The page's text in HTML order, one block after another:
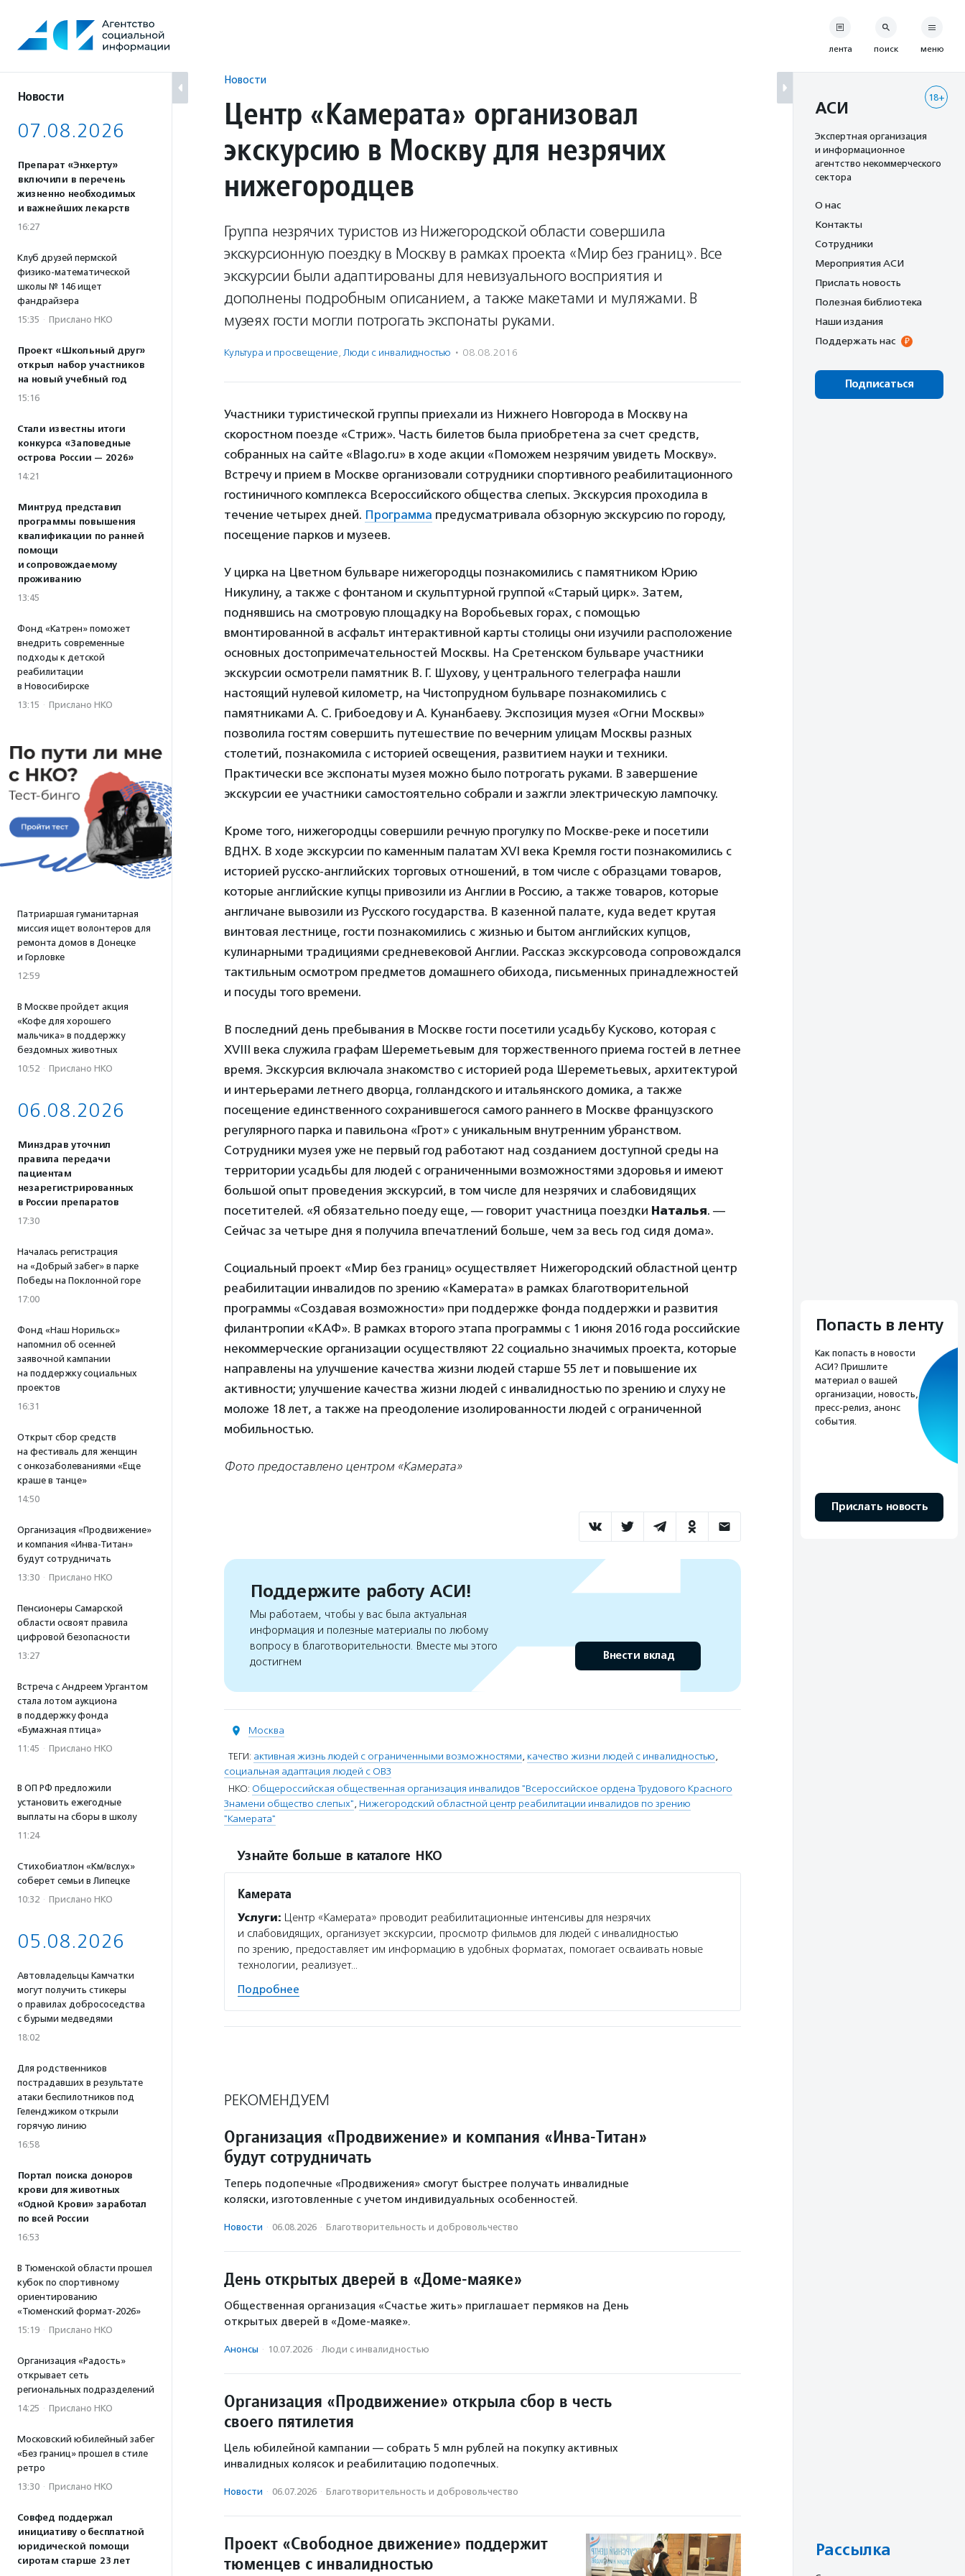
содержанию
Новости
07.08.2026
Препарат «Энхерту»
включили в перечень
жизненно необходимых
и важнейших лекарств
16:27
Клуб друзей пермской
физико-математической
школы № 146 ищет
фандрайзера
15:35 · Прислано НКО
Проект «Школьный друг»
открыл набор участников
на новый учебный год
15:16
Стали известны итоги
конкурса «Заповедные
острова России — 2026»
14:21
Минтруд представил
программы повышения
квалификации по ранней
помощи
и сопровождаемому
проживанию
13:45
Фонд «Катрен» поможет
внедрить современные
подходы к детской
реабилитации
в Новосибирске
13:15 · Прислано НКО
Патриаршая гуманитарная
миссия ищет волонтеров для
ремонта домов в Донецке
и Горловке
12:59
В Москве пройдет акция
«Кофе для хорошего
мальчика» в поддержку
бездомных животных
10:52 · Прислано НКО
06.08.2026
Минздрав уточнил
правила передачи
пациентам
незарегистрированных
в России препаратов
17:30
Началась регистрация
на «Добрый забег» в парке
Победы на Поклонной горе
17:00
Фонд «Наш Норильск»
напомнил об осенней
заявочной кампании
на поддержку социальных
проектов
16:31
Открыт сбор средств
на фестиваль для женщин
с онкозаболеваниями «Еще
краше в танце»
14:50
Организация «Продвижение»
и компания «Инва-Титан»
будут сотрудничать
13:30 · Прислано НКО
Пенсионеры Самарской
области освоят правила
цифровой безопасности
13:27
Встреча с Андреем Ургантом
стала лотом аукциона
в поддержку фонда
«Бумажная птица»
11:45 · Прислано НКО
В ОП РФ предложили
установить ежегодные
выплаты на сборы в школу
11:24
Стихобиатлон «Км/вслух»
соберет семьи в Липецке
10:32 · Прислано НКО
05.08.2026
Автовладельцы Камчатки
могут получить стикеры
о правилах добрососедства
с бурыми медведями
18:02
Для родственников
пострадавших в результате
атаки беспилотников под
Геленджиком открыли
горячую линию
16:58
Портал поиска доноров
крови для животных
«Одной Крови» заработал
по всей России
16:53
В Тюменской области прошел
кубок по спортивному
ориентированию
«Тюменский формат-2026»
15:19 · Прислано НКО
Организация «Радость»
открывает сеть
региональных подразделений
14:25 · Прислано НКО
Московский юбилейный забег
«Без границ» прошел в стиле
ретро
13:30 · Прислано НКО
Совфед поддержал
инициативу о бесплатной
юридической помощи
сиротам старше 23 лет
Новости
Центр «Камерата» организовал
экскурсию в Москву для незрячих
нижегородцев
Группа незрячих туристов из Нижегородской области совершила
экскурсионную поездку в Москву в рамках проекта «Мир без границ». Все
экскурсии были адаптированы для невизуального восприятия и
дополнены подробным описанием, а также макетами и муляжами. В
музеях гости могли потрогать экспонаты руками.
Культура и просвещение, Люди с инвалидностью · 08.08.2016
Участники туристической группы приехали из Нижнего Новгорода в Москву на
скоростном поезде «Стриж». Часть билетов была приобретена за счет средств,
собранных на сайте «Blago.ru» в ходе акции «Поможем незрячим увидеть Москву».
Встречу и прием в Москве организовали сотрудники спортивного реабилитационного
гостиничного комплекса Всероссийского общества слепых. Экскурсия проходила в
течение четырех дней. Программа предусматривала обзорную экскурсию по городу,
посещение парков и музеев.
У цирка на Цветном бульваре нижегородцы познакомились с памятником Юрию
Никулину, а также с фонтаном и скульптурной группой «Старый цирк». Затем,
поднявшись на смотровую площадку на Воробьевых горах, с помощью
вмонтированной в асфальт интерактивной карты столицы они изучили расположение
основных достопримечательностей Москвы. На Сретенском бульваре участники
экскурсии осмотрели памятник В. Г. Шухову, у центрального телеграфа нашли
настоящий нулевой километр, на Чистопрудном бульваре познакомились с
памятниками А. С. Грибоедову и А. Кунанбаеву. Экспозиция музея «Огни Москвы»
позволила гостям совершить путешествие по вечерним улицам Москвы разных
столетий, познакомила с историей освещения, развитием науки и техники.
Практически все экспонаты музея можно было потрогать руками. В завершение
экскурсии ее участники самостоятельно собрали и зажгли электрическую лампочку.
Кроме того, нижегородцы совершили речную прогулку по Москве-реке и посетили
ВДНХ. В ходе экскурсии по каменным палатам XVI века Кремля гости познакомились с
историей русско-английских торговых отношений, в том числе с образцами товаров,
которые английские купцы привозили из Англии в Россию, а также товаров, которые
англичане вывозили из Русского государства. В казенной палате, куда ведет крутая
винтовая лестнице, гости познакомились с жизнью и бытом английских купцов,
кулинарными традициями средневековой Англии. Рассказ экскурсовода сопровождался
тактильным осмотром предметов домашнего обихода, письменных принадлежностей
и посуды того времени.
В последний день пребывания в Москве гости посетили усадьбу Кусково, которая с
XVIII века служила графам Шереметьевым для торжественного приема гостей в летнее
время. Экскурсия включала знакомство с историей рода Шереметьевых, архитектурой
и интерьерами летнего дворца, голландского и итальянского домика, а также
посещение единственного сохранившегося самого раннего в Москве французского
регулярного парка и павильона «Грот» с уникальным внутренним убранством.
Сотрудники музея уже не первый год работают над созданием доступной среды на
территории усадьбы для людей с ограниченными возможностями здоровья и имеют
большой опыт проведения экскурсий, в том числе для незрячих и слабовидящих
посетителей. «Я обязательно поеду еще, — говорит участница поездки Наталья. —
Сейчас за четыре дня я получила впечатлений больше, чем за весь год сидя дома».
Социальный проект «Мир без границ» осуществляет Нижегородский областной центр
реабилитации инвалидов по зрению «Камерата» в рамках благотворительной
программы «Создавая возможности» при поддержке фонда поддержки и развития
филантропии «КАФ». В рамках второго этапа программы с 1 июня 2016 года российские
некоммерческие организации осуществляют 22 социально значимых проекта, которые
направлены на улучшение качества жизни людей старше 55 лет и повышение их
активности; улучшение качества жизни людей с инвалидностью по зрению и слуху не
моложе 18 лет, а также на преодоление изолированности людей с ограниченной
мобильностью.
Фото предоставлено центром «Камерата»
Поддержите работу АСИ!
Мы работаем, чтобы у вас была актуальная
информация и полезные материалы по любому
вопросу в благотворительности. Вместе мы этого
достигнем
Внести вклад
Москва
ТЕГИ: активная жизнь людей с ограниченными возможностями, качество жизни людей с инвалидностью,
социальная адаптация людей с ОВЗ
НКО: Общероссийская общественная организация инвалидов "Всероссийское ордена Трудового Красного
Знамени общество слепых", Нижегородский областной центр реабилитации инвалидов по зрению
"Камерата"
Узнайте больше в каталоге НКО
Камерата
Услуги: Центр «Камерата» проводит реабилитационные интенсивы для незрячих
и слабовидящих, организует экскурсии, просмотр фильмов для людей с инвалидностью
по зрению, предоставляет им информацию в удобных форматах, помогает осваивать новые
технологии, реализует…
Подробнее
РЕКОМЕНДУЕМ
Организация «Продвижение» и компания «Инва-Титан»
будут сотрудничать
Теперь подопечные «Продвижения» смогут быстрее получать инвалидные
коляски, изготовленные с учетом индивидуальных особенностей.
Новости · 06.08.2026 · Благотвори­тель­ность и доброволь­чест­во
День открытых дверей в «Доме-маяке»
Общественная организация «Счастье жить» приглашает пермяков на День
открытых дверей в «Доме-маяке».
Анонсы · 10.07.2026 · Люди с инвалидностью
Организация «Продвижение» открыла сбор в честь
своего пятилетия
Цель юбилейной кампании — собрать 5 млн рублей на покупку активных
инвалидных колясок и реабилитацию подопечных.
Новости · 06.07.2026 · Благотвори­тель­ность и доброволь­чест­во
Проект «Свободное движение» поддержит
тюменцев с инвалидностью
лента поиск меню
18+
АСИ
Экспертная организация
и информационное
агентство некоммерческого
сектора
О нас
Контакты
Сотрудники
Мероприятия АСИ
Прислать новость
Полезная библиотека
Наши издания
Поддержать нас
Подписаться
Попасть в ленту
Как попасть в новости
АСИ? Пришлите
материал о вашей
организации, новость,
пресс-релиз, анонс
события.
Прислать новость
Рассылка